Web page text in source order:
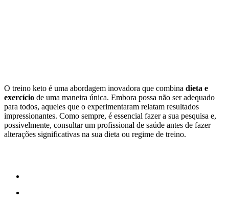
O treino keto é uma abordagem inovadora que combina dieta e
exercício de uma maneira única. Embora possa não ser adequado
para todos, aqueles que o experimentaram relatam resultados
impressionantes. Como sempre, é essencial fazer a sua pesquisa e,
possivelmente, consultar um profissional de saúde antes de fazer
alterações significativas na sua dieta ou regime de treino.